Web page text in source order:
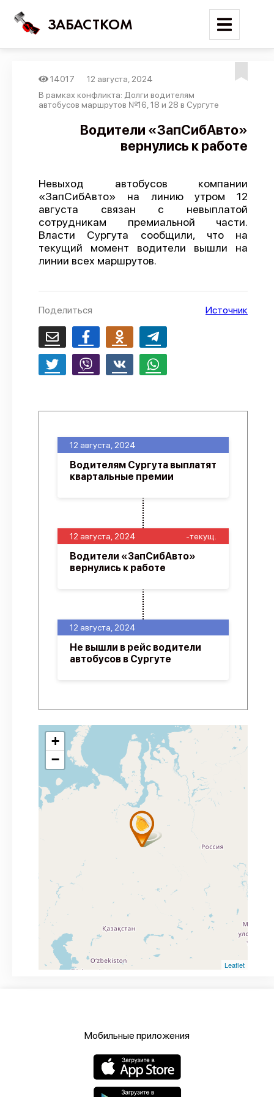
ЗАБАСТКОМ
Войти
Поиск
Новости
Трудовые конфликты
Отчеты
Предложить публикацию
Справочник
API
О проекте
Политика конфиденциальности
14017
12 августа, 2024
В рамках конфликта: Долги водителям
автобусов маршрутов №16, 18 и 28 в Сургуте
Водители «ЗапСибАвто»
вернулись к работе
Невыход автобусов компании
«ЗапСибАвто» на линию утром 12
августа связан с невыплатой
сотрудникам премиальной части.
Власти Сургута сообщили, что на
текущий момент водители вышли на
линии всех маршрутов.
Поделиться Источник
12 августа, 2024
Не вышли в рейс водители
автобусов в Сургуте
12 августа, 2024 -текущ.
Водители «ЗапСибАвто»
вернулись к работе
12 августа, 2024
Водителям Сургута выплатят
квартальные премии
+
−
Leaflet
Мобильные приложения